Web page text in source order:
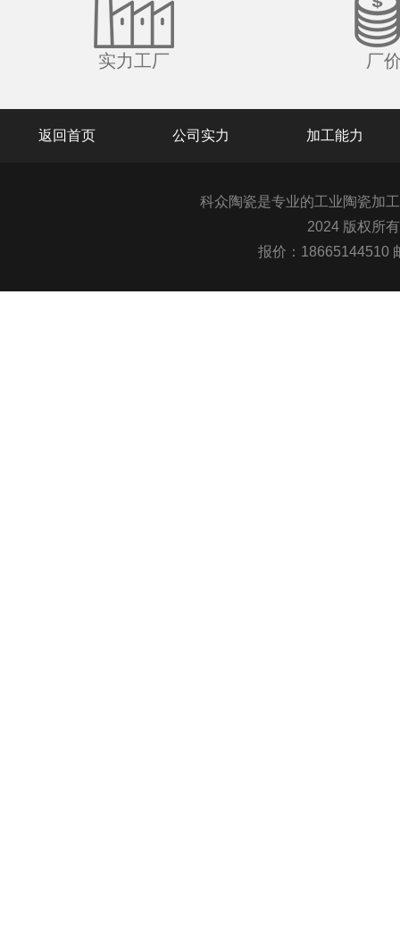
实力工厂 厂
返回首页 公司实力 加工能力
科众陶瓷是专业的工业陶瓷加
2024 版权所
报价：18665144510